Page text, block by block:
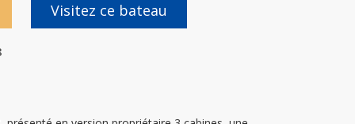
Visitez ce bateau